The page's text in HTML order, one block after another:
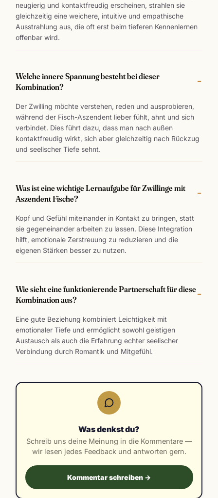
neugierig und kontaktfreudig erscheinen, strahlen sie
gleichzeitig eine weichere, intuitive und empathische
Ausstrahlung aus, die oft erst beim tieferen Kennenlernen
offenbar wird.
Welche innere Spannung besteht bei dieser
Kombination?
Der Zwilling möchte verstehen, reden und ausprobieren,
während der Fisch-Aszendent lieber fühlt, ahnt und sich
verbindet. Dies führt dazu, dass man nach außen
kontaktfreudig wirkt, sich aber gleichzeitig nach Rückzug
und seelischer Tiefe sehnt.
Was ist eine wichtige Lernaufgabe für Zwillinge mit
Aszendent Fische?
Kopf und Gefühl miteinander in Kontakt zu bringen, statt
sie gegeneinander arbeiten zu lassen. Diese Integration
hilft, emotionale Zerstreuung zu reduzieren und die
eigenen Stärken besser zu nutzen.
Wie sieht eine funktionierende Partnerschaft für diese
Kombination aus?
Eine gute Beziehung kombiniert Leichtigkeit mit
emotionaler Tiefe und ermöglicht sowohl geistigen
Austausch als auch die Erfahrung echter seelischer
Verbindung durch Romantik und Mitgefühl.
Was denkst du?
Schreib uns deine Meinung in die Kommentare —
wir lesen jedes Feedback und antworten gern.
Kommentar schreiben →